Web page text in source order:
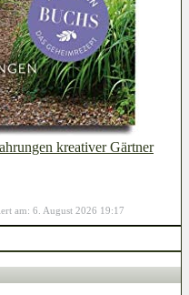
kreativer Gärtner
am: 6. August 2026 19:17